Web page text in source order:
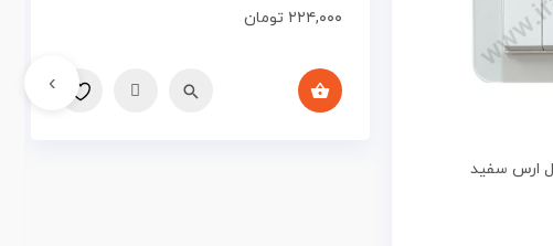
ارس سفید
۲۲۴,۰۰۰ تومان
›